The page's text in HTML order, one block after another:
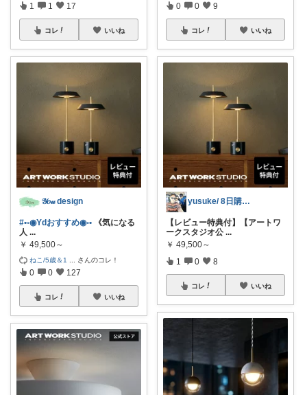
1 1 17
コレ いいね
𝒴𝑜𝓊 design
#•◦◉Ydおすすめ◉◦• 《気になる
人 ...
￥ 49,500～
ねこ/5歳＆1 さんのコレ！
0 0 127
コレ いいね
0 0 9
コレ いいね
yusuke/ 8日購入感謝♫
【レビュー特典付】【アートワ
ークスタジオ公 ...
￥ 49,500～
1 0 8
コレ いいね